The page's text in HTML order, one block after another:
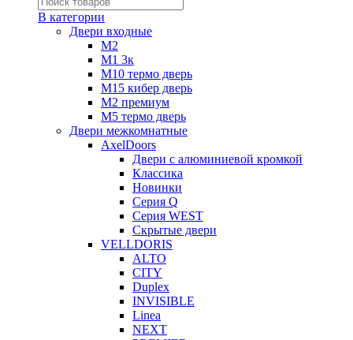
В категории
Двери входные
M2
М1 3к
М10 термо дверь
М15 кибер дверь
М2 премиум
М5 термо дверь
Двери межкомнатные
AxelDoors
Двери с алюминиевой кромкой
Классика
Новинки
Серия Q
Серия WEST
Скрытые двери
VELLDORIS
ALTO
CITY
Duplex
INVISIBLE
Linea
NEXT